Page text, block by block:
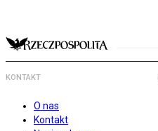
KONTAKT
O nas
Kontakt